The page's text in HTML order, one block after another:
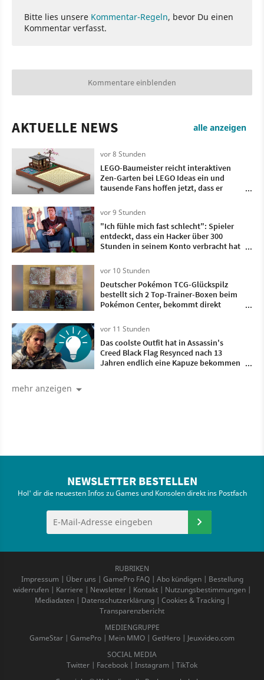
Bitte lies unsere Kommentar-Regeln, bevor Du einen
Kommentar verfasst.
Kommentare einblenden
AKTUELLE NEWS alle anzeigen
vor 8 Stunden
LEGO-Baumeister reicht interaktiven
Zen-Garten bei LEGO Ideas ein und
tausende Fans hoffen jetzt, dass er
vor 9 Stunden
"Ich fühle mich fast schlecht": Spieler
entdeckt, dass ein Hacker über 300
Stunden in seinem Konto verbracht hat
vor 10 Stunden
Deutscher Pokémon TCG-Glückspilz
bestellt sich 2 Top-Trainer-Boxen beim
Pokémon Center, bekommt direkt
vor 11 Stunden
Das coolste Outfit hat in Assassin's
Creed Black Flag Resynced nach 13
Jahren endlich eine Kapuze bekommen
mehr anzeigen
NEWSLETTER BESTELLEN
Hol' dir die neuesten Infos zu Games und Konsolen direkt ins Postfach
RUBRIKEN
Impressum| Über uns | GamePro FAQ| Abo kündigen| Bestellung
widerrufen | Karriere | Newsletter | Kontakt | Nutzungsbestimmungen |
Mediadaten| Datenschutzerklärung| Cookies & Tracking|
Transparenzbericht
MEDIENGRUPPE
GameStar | GamePro | Mein MMO | GetHero | Jeuxvideo.com
SOCIAL MEDIA
Twitter | Facebook | Instagram | TikTok